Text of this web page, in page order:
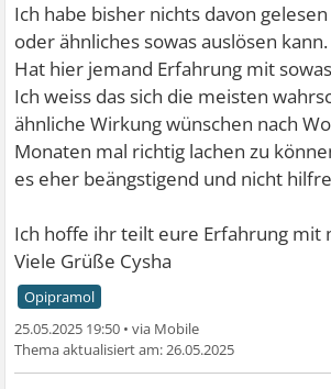
Ich habe bisher nichts davon
oder ähnliches sowas auslösen kann.
Hat hier jemand Erfahrung mit
Ich weiss das sich die meisten
ähnliche Wirkung wünschen nach
Monaten mal richtig lachen zu
es eher beängstigend und nicht
Ich hoffe ihr teilt eure Erfahrung mit
Viele Grüße Cysha
Opipramol
25.05.2025 19:50 •
26.05.2025